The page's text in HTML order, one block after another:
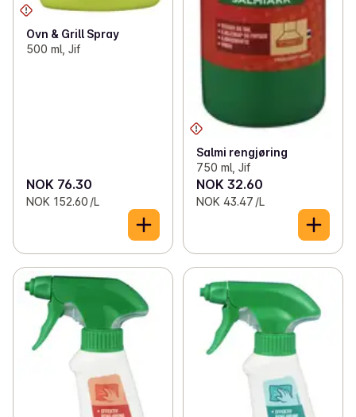
Ovn & Grill Spray
500 ml, Jif
NOK 76.30
NOK 152.60 /L
Salmi rengjøring
750 ml, Jif
NOK 32.60
NOK 43.47 /L